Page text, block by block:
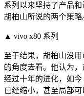
系列以来坚持了产品
胡柏山所说的两个策略
▲ vivo x80 系列
至于结果，胡柏山没
的角度去看。他认为，
经过十年的进化，如
已经缩小，甚至局部